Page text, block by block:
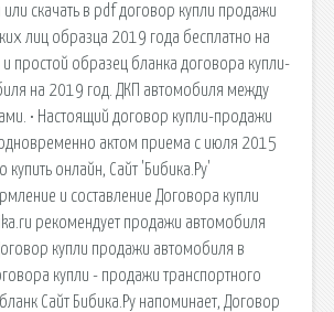
или скачать в pdf договор купли продажи
лиц образца 2019 года бесплатно на
простой образец бланка договора купли-
на 2019 год. ДКП автомобиля между
• Настоящий договор купли-продажи
актом приема с июля 2015
онлайн, Сайт 'Бибика.Ру'
и составление Договора купли
рекомендует продажи автомобиля
купли продажи автомобиля в
купли - продажи транспортного
Сайт Бибика.Ру напоминает, Договор